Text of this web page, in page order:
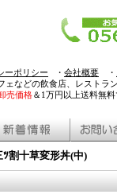
ーポリシー ・ 会社概要 ・
ェなどの飲食店、レストラ
売価格＆1万円以上送料無
ﾂ割十草変形丼(中)